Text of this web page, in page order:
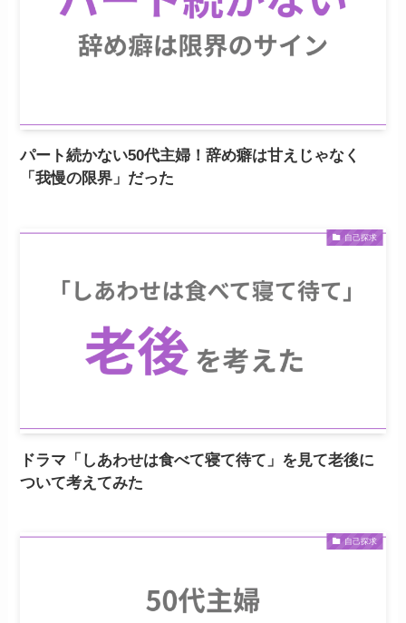
パート続かない50代主婦！辞め癖は甘えじゃなく
「我慢の限界」だった
自己探求
ドラマ「しあわせは食べて寝て待て」を見て老後に
ついて考えてみた
自己探求